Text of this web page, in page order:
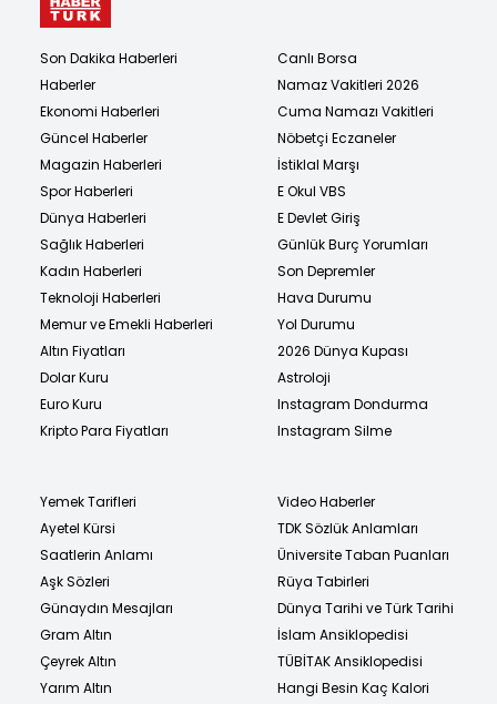
Son Dakika Haberleri
Haberler
Ekonomi Haberleri
Güncel Haberler
Magazin Haberleri
Spor Haberleri
Dünya Haberleri
Sağlık Haberleri
Kadın Haberleri
Teknoloji Haberleri
Memur ve Emekli Haberleri
Altın Fiyatları
Dolar Kuru
Euro Kuru
Kripto Para Fiyatları
Canlı Borsa
Namaz Vakitleri 2026
Cuma Namazı Vakitleri
Nöbetçi Eczaneler
İstiklal Marşı
E Okul VBS
E Devlet Giriş
Günlük Burç Yorumları
Son Depremler
Hava Durumu
Yol Durumu
2026 Dünya Kupası
Astroloji
Instagram Dondurma
Instagram Silme
Yemek Tarifleri
Ayetel Kürsi
Saatlerin Anlamı
Aşk Sözleri
Günaydın Mesajları
Gram Altın
Çeyrek Altın
Yarım Altın
Video Haberler
TDK Sözlük Anlamları
Üniversite Taban Puanları
Rüya Tabirleri
Dünya Tarihi ve Türk Tarihi
İslam Ansiklopedisi
TÜBİTAK Ansiklopedisi
Hangi Besin Kaç Kalori